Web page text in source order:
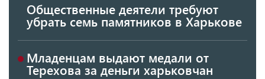
Общественные деятели требуют
убрать семь памятников в Харькове
Младенцам выдают медали от
Терехова за деньги харьковчан